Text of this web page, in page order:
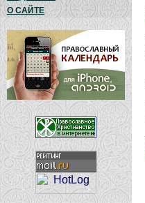
О САЙТЕ